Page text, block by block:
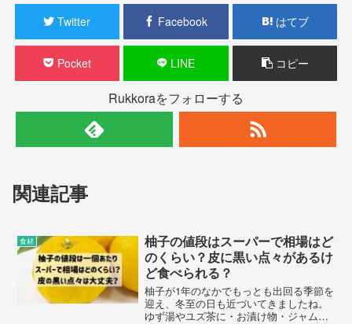
Twitter Facebook はてブ
Pocket LINE コピー
Rukkoraをフォローする
関連記事
食材
柚子の値段はスーパーで相場はど
のくらい？皮に黒い点々があるけ
ど食べられる？
柚子が1年のなかでもっとも出回る季節を
迎え、冬至の日も近づいてきましたね。
ゆず湯やユズ茶に・お漬け物・ジャムな